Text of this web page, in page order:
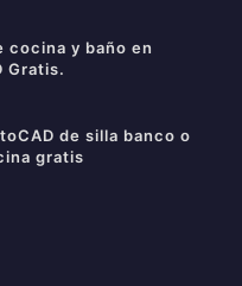
cocina y baño en
Gratis.
de silla banco o
gratis